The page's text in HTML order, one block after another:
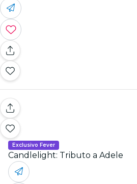
Exclusivo Fever
Candlelight: Tributo a Adele